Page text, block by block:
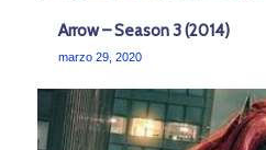
Arrow – Season 3 (2014)
marzo 29, 2020